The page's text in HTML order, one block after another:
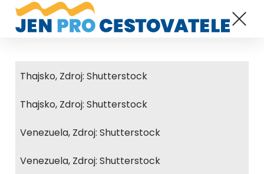
Thajsko, Zdroj: Shutterstock
Thajsko, Zdroj: Shutterstock
Venezuela, Zdroj: Shutterstock
Venezuela, Zdroj: Shutterstock